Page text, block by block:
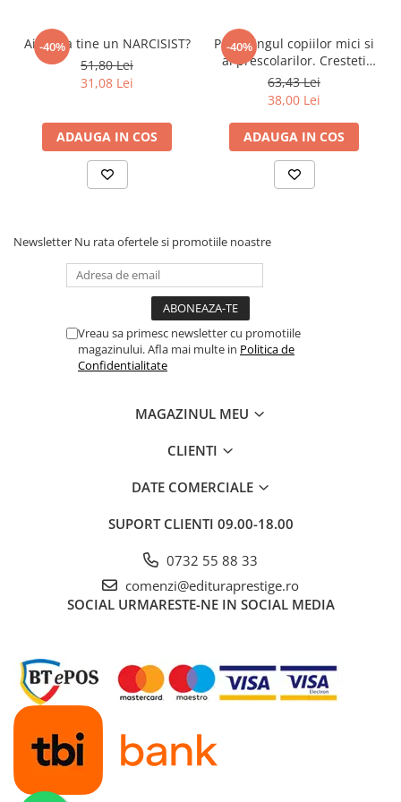
-40%
Ai langa tine un NARCISIST?
51,80 Lei
31,08 Lei
ADAUGA IN COS
-40%
Parentingul copiilor mici si
al prescolarilor. Cresteti
copii inteligenti
63,43 Lei
38,00 Lei
ADAUGA IN COS
Newsletter Nu rata ofertele si promotiile noastre
Vreau sa primesc newsletter cu promotiile
magazinului. Afla mai multe in Politica de
Confidentialitate
MAGAZINUL MEU
CLIENTI
DATE COMERCIALE
SUPORT CLIENTI 09.00-18.00
0732 55 88 33
comenzi@edituraprestige.ro
SOCIAL URMARESTE-NE IN SOCIAL MEDIA